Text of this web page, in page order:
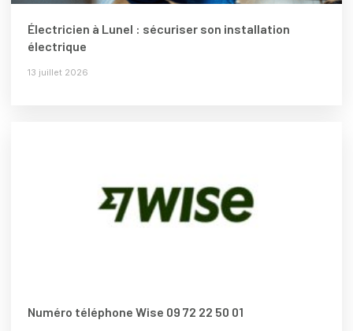
Électricien à Lunel : sécuriser son installation
électrique
13 juillet 2026
Numéro téléphone Wise 09 72 22 50 01